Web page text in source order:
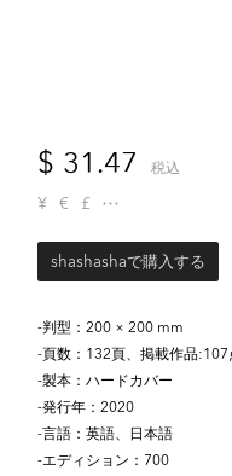
$ 31.47 税込
¥ € £
shashashaで購入する
-判型
200 × 200 mm
-頁数
132頁、掲載作品:107
-製本
ハードカバー
-発行年
2020
-言語
英語、日本語
-エディション
700